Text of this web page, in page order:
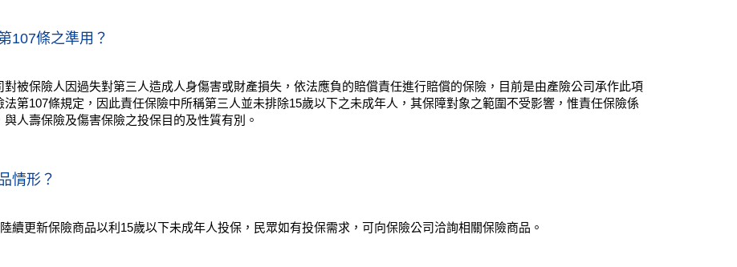
107條之準用？
被保險人因過失對第三人造成人身傷害或財產損失，依法應負的賠償責任進行賠償的保險，目前是由產險公司承作此項
第107條規定，因此責任保險中所稱第三人並未排除15歲以下之未成年人，其保障對象之範圍不受影響，惟責任保險係
人壽保險及傷害保險之投保目的及性質有別。
情形？
續更新保險商品以利15歲以下未成年人投保，民眾如有投保需求，可向保險公司洽詢相關保險商品。